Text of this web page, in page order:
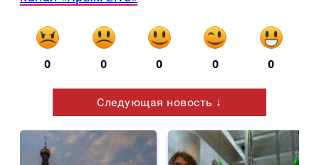
0 0 0 0 0
Следующая новость ↓